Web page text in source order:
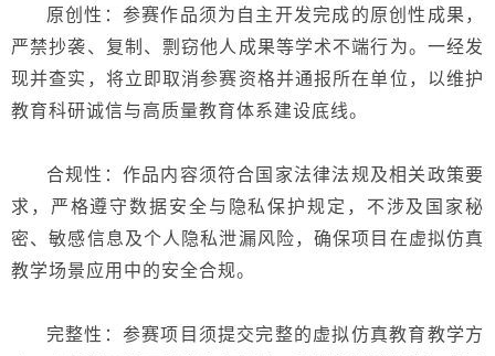
原创性：参赛作品须为自主开发完成的原创性成果，
严禁抄袭、复制、剽窃他人成果等学术不端行为。一经发
现并查实，将立即取消参赛资格并通报所在单位，以维护
教育科研诚信与高质量教育体系建设底线。
合规性：作品内容须符合国家法律法规及相关政策要
求，严格遵守数据安全与隐私保护规定，不涉及国家秘
密、敏感信息及个人隐私泄漏风险，确保项目在虚拟仿真
教学场景应用中的安全合规。
完整性：参赛项目须提交完整的虚拟仿真教育教学方